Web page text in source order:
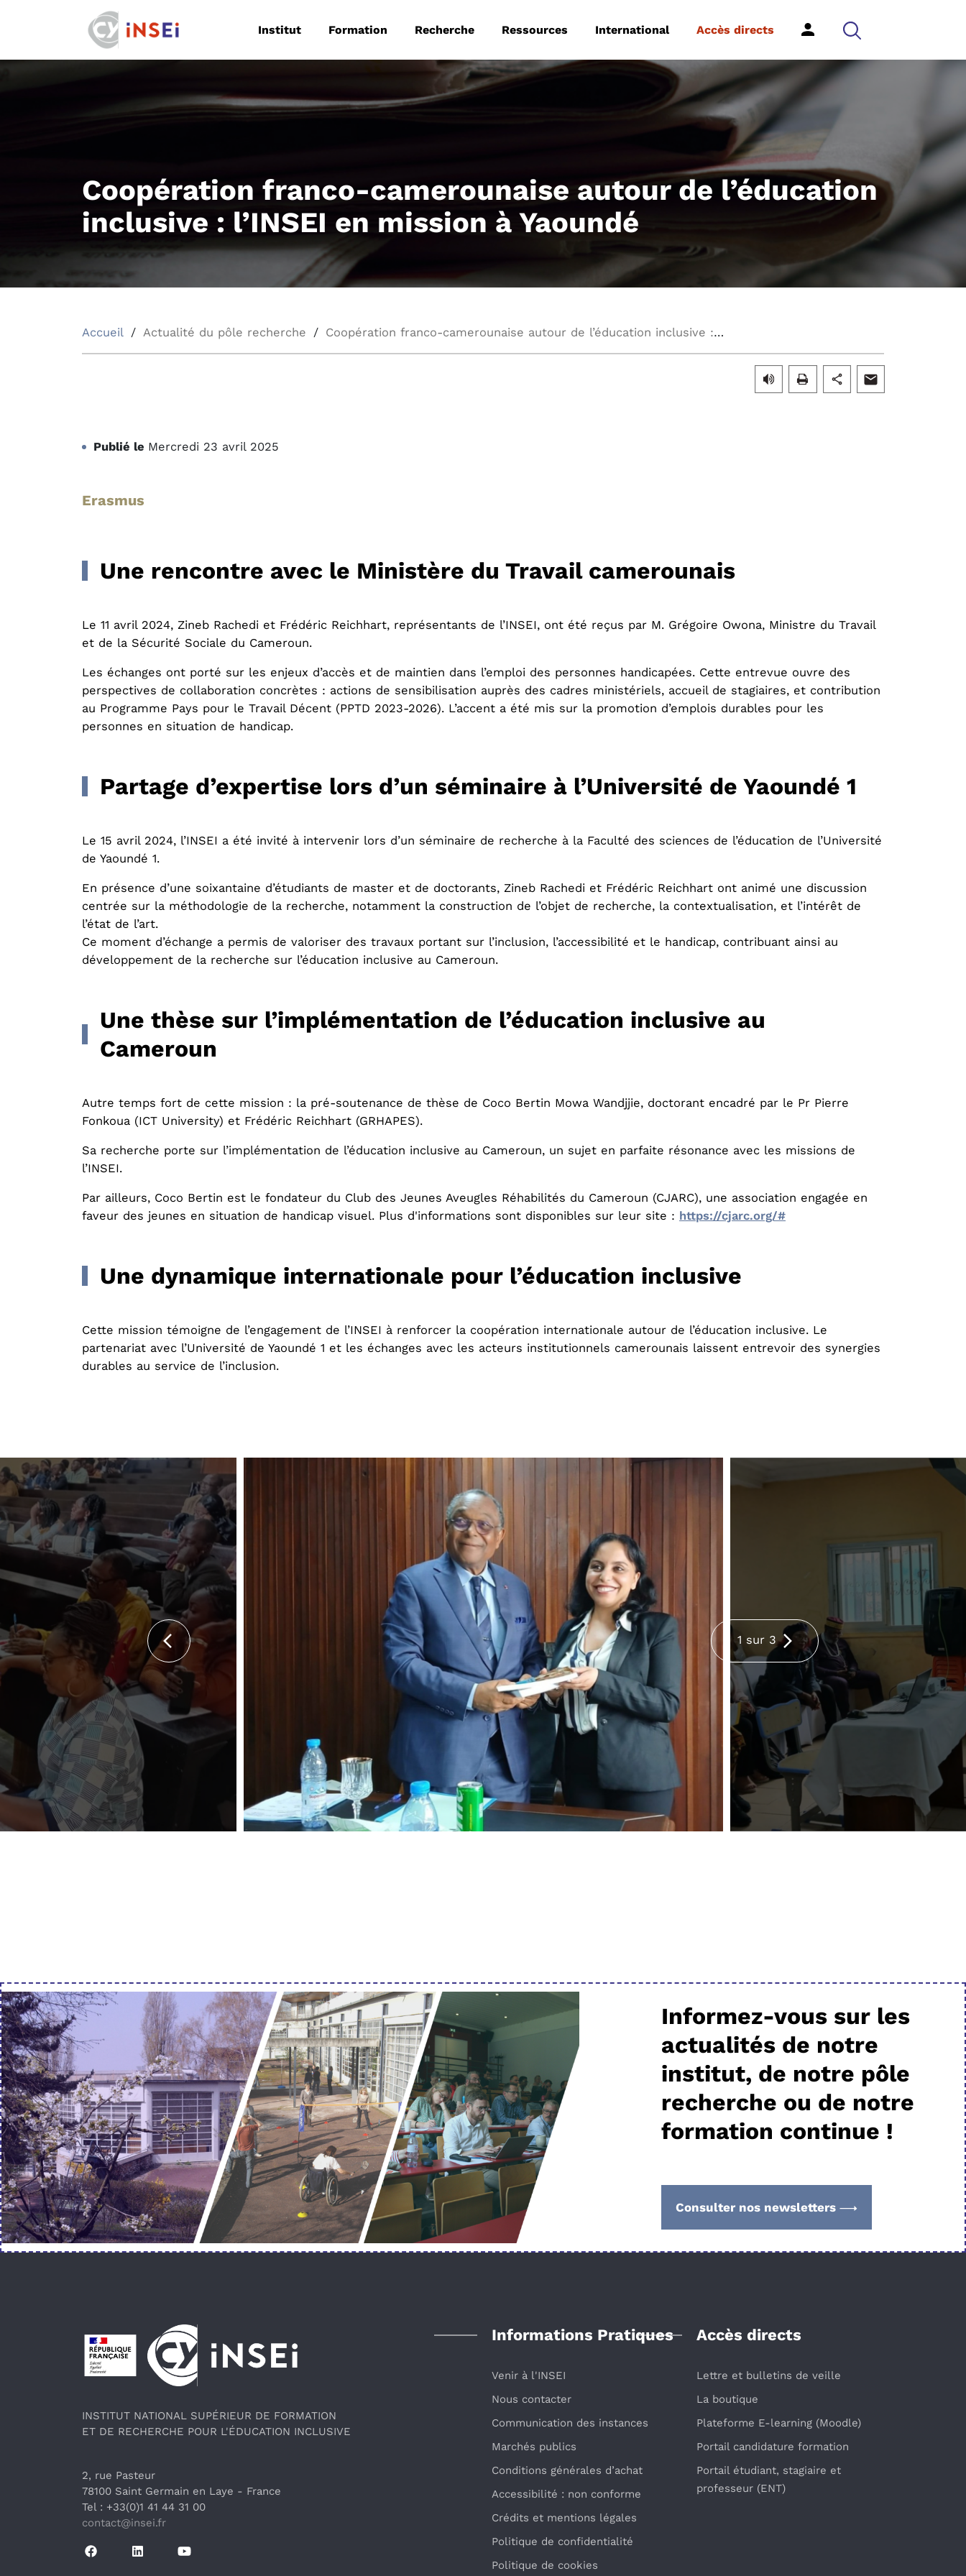
Institut Formation Recherche Ressources International Accès directs
Coopération franco-camerounaise autour de l’éducation
inclusive : l’INSEI en mission à Yaoundé
Accueil Actualité du pôle recherche Coopération franco-camerounaise autour de l’éducation inclusive : l’INSEI en mission à Yaoundé
Publié le Mercredi 23 avril 2025
Erasmus
Une rencontre avec le Ministère du Travail camerounais
Le 11 avril 2024, Zineb Rachedi et Frédéric Reichhart, représentants de l’INSEI, ont été reçus par M. Grégoire Owona, Ministre du Travail
et de la Sécurité Sociale du Cameroun.
Les échanges ont porté sur les enjeux d’accès et de maintien dans l’emploi des personnes handicapées. Cette entrevue ouvre des
perspectives de collaboration concrètes : actions de sensibilisation auprès des cadres ministériels, accueil de stagiaires, et contribution
au Programme Pays pour le Travail Décent (PPTD 2023-2026). L’accent a été mis sur la promotion d’emplois durables pour les
personnes en situation de handicap.
Partage d’expertise lors d’un séminaire à l’Université de Yaoundé 1
Le 15 avril 2024, l’INSEI a été invité à intervenir lors d’un séminaire de recherche à la Faculté des sciences de l’éducation de l’Université
de Yaoundé 1.
En présence d’une soixantaine d’étudiants de master et de doctorants, Zineb Rachedi et Frédéric Reichhart ont animé une discussion
centrée sur la méthodologie de la recherche, notamment la construction de l’objet de recherche, la contextualisation, et l’intérêt de
l’état de l’art.
Ce moment d’échange a permis de valoriser des travaux portant sur l’inclusion, l’accessibilité et le handicap, contribuant ainsi au
développement de la recherche sur l’éducation inclusive au Cameroun.
Une thèse sur l’implémentation de l’éducation inclusive au
Cameroun
Autre temps fort de cette mission : la pré-soutenance de thèse de Coco Bertin Mowa Wandjjie, doctorant encadré par le Pr Pierre
Fonkoua (ICT University) et Frédéric Reichhart (GRHAPES).
Sa recherche porte sur l’implémentation de l’éducation inclusive au Cameroun, un sujet en parfaite résonance avec les missions de
l’INSEI.
Par ailleurs, Coco Bertin est le fondateur du Club des Jeunes Aveugles Réhabilités du Cameroun (CJARC), une association engagée en
faveur des jeunes en situation de handicap visuel. Plus d'informations sont disponibles sur leur site : https://cjarc.org/#
Une dynamique internationale pour l’éducation inclusive
Cette mission témoigne de l’engagement de l’INSEI à renforcer la coopération internationale autour de l’éducation inclusive. Le
partenariat avec l’Université de Yaoundé 1 et les échanges avec les acteurs institutionnels camerounais laissent entrevoir des synergies
durables au service de l’inclusion.
1 sur 3
Informez-vous sur les
actualités de notre
institut, de notre pôle
recherche ou de notre
formation continue !
Consulter nos newsletters
Pied de page
INSTITUT NATIONAL SUPÉRIEUR DE FORMATION
ET DE RECHERCHE POUR L'ÉDUCATION INCLUSIVE
2, rue Pasteur
78100 Saint Germain en Laye - France
Tel : +33(0)1 41 44 31 00
contact@insei.fr
Informations Pratiques
Venir à l'INSEI
Nous contacter
Communication des instances
Marchés publics
Conditions générales d’achat
Accessibilité : non conforme
Crédits et mentions légales
Politique de confidentialité
Politique de cookies
Accès directs
Lettre et bulletins de veille
La boutique
Plateforme E-learning (Moodle)
Portail candidature formation
Portail étudiant, stagiaire et
professeur (ENT)